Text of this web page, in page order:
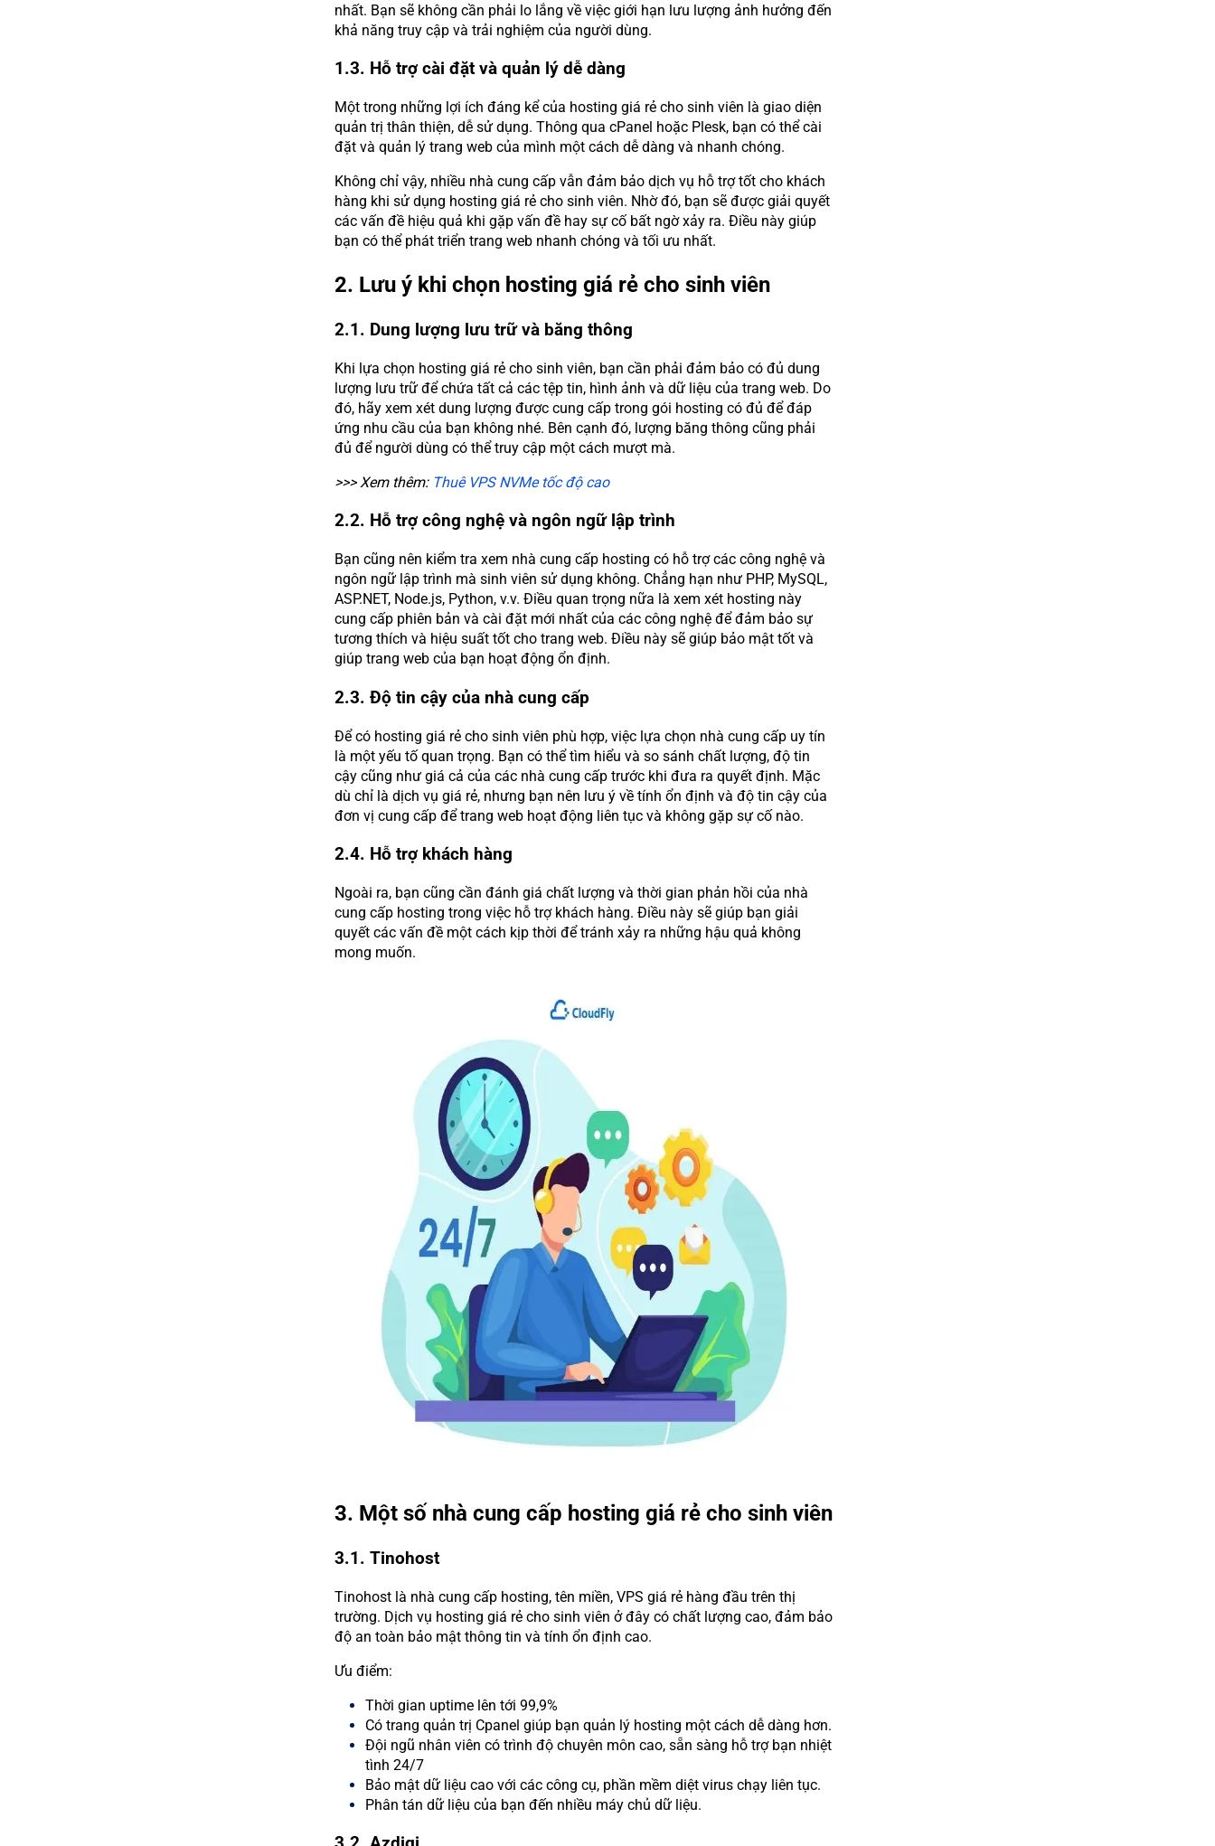
nhất. Bạn sẽ không cần phải lo lắng về việc giới hạn lưu lượng ảnh hưởng đến
khả năng truy cập và trải nghiệm của người dùng.
1.3. Hỗ trợ cài đặt và quản lý dễ dàng
Một trong những lợi ích đáng kể của hosting giá rẻ cho sinh viên là giao diện
quản trị thân thiện, dễ sử dụng. Thông qua cPanel hoặc Plesk, bạn có thể cài
đặt và quản lý trang web của mình một cách dễ dàng và nhanh chóng.
Không chỉ vậy, nhiều nhà cung cấp vẫn đảm bảo dịch vụ hỗ trợ tốt cho khách
hàng khi sử dụng hosting giá rẻ cho sinh viên. Nhờ đó, bạn sẽ được giải quyết
các vấn đề hiệu quả khi gặp vấn đề hay sự cố bất ngờ xảy ra. Điều này giúp
bạn có thể phát triển trang web nhanh chóng và tối ưu nhất.
2. Lưu ý khi chọn hosting giá rẻ cho sinh viên
2.1. Dung lượng lưu trữ và băng thông
Khi lựa chọn hosting giá rẻ cho sinh viên, bạn cần phải đảm bảo có đủ dung
lượng lưu trữ để chứa tất cả các tệp tin, hình ảnh và dữ liệu của trang web. Do
đó, hãy xem xét dung lượng được cung cấp trong gói hosting có đủ để đáp
ứng nhu cầu của bạn không nhé. Bên cạnh đó, lượng băng thông cũng phải
đủ để người dùng có thể truy cập một cách mượt mà.
>>> Xem thêm: Thuê VPS NVMe tốc độ cao
2.2. Hỗ trợ công nghệ và ngôn ngữ lập trình
Bạn cũng nên kiểm tra xem nhà cung cấp hosting có hỗ trợ các công nghệ và
ngôn ngữ lập trình mà sinh viên sử dụng không. Chẳng hạn như PHP, MySQL,
ASP.NET, Node.js, Python, v.v. Điều quan trọng nữa là xem xét hosting này
cung cấp phiên bản và cài đặt mới nhất của các công nghệ để đảm bảo sự
tương thích và hiệu suất tốt cho trang web. Điều này sẽ giúp bảo mật tốt và
giúp trang web của bạn hoạt động ổn định.
2.3. Độ tin cậy của nhà cung cấp
Để có hosting giá rẻ cho sinh viên phù hợp, việc lựa chọn nhà cung cấp uy tín
là một yếu tố quan trọng. Bạn có thể tìm hiểu và so sánh chất lượng, độ tin
cậy cũng như giá cả của các nhà cung cấp trước khi đưa ra quyết định. Mặc
dù chỉ là dịch vụ giá rẻ, nhưng bạn nên lưu ý về tính ổn định và độ tin cậy của
đơn vị cung cấp để trang web hoạt động liên tục và không gặp sự cố nào.
2.4. Hỗ trợ khách hàng
Ngoài ra, bạn cũng cần đánh giá chất lượng và thời gian phản hồi của nhà
cung cấp hosting trong việc hỗ trợ khách hàng. Điều này sẽ giúp bạn giải
quyết các vấn đề một cách kịp thời để tránh xảy ra những hậu quả không
mong muốn.
3. Một số nhà cung cấp hosting giá rẻ cho sinh viên
3.1. Tinohost
Tinohost là nhà cung cấp hosting, tên miền, VPS giá rẻ hàng đầu trên thị
trường. Dịch vụ hosting giá rẻ cho sinh viên ở đây có chất lượng cao, đảm bảo
độ an toàn bảo mật thông tin và tính ổn định cao.
Ưu điểm:
Thời gian uptime lên tới 99,9%
Có trang quản trị Cpanel giúp bạn quản lý hosting một cách dễ dàng hơn.
Đội ngũ nhân viên có trình độ chuyên môn cao, sẵn sàng hỗ trợ bạn nhiệt
tình 24/7
Bảo mật dữ liệu cao với các công cụ, phần mềm diệt virus chạy liên tục.
Phân tán dữ liệu của bạn đến nhiều máy chủ dữ liệu.